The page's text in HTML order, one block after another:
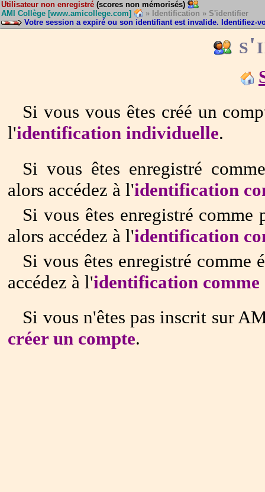
Utilisateur non enregistré (scores non mémorisés)
AMI Collège [www.amicollege.com]
» Identification » S'identifier
Votre session a expiré ou son identifiant est invalide. Identifiez-
Si vous vous êtes créé un
l'identification individuelle.
Si vous êtes enregistré
alors accédez à l'identification
Si vous êtes enregistré comme
alors accédez à l'identification
Si vous êtes enregistré comme
accédez à l'identification comme
Si vous n'êtes pas inscrit sur
créer un compte.